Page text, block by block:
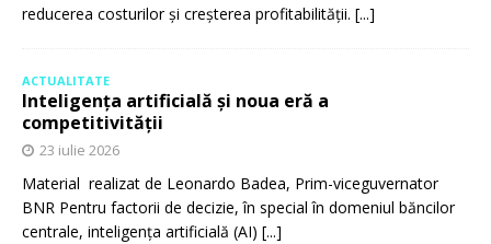
reducerea costurilor și creșterea profitabilității. [...]
ACTUALITATE
Inteligența artificială și noua eră a
competitivității
23 iulie 2026
Material realizat de Leonardo Badea, Prim-viceguvernator
BNR Pentru factorii de decizie, în special în domeniul băncilor
centrale, inteligența artificială (AI) [...]